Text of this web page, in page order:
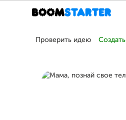
Проверить идею Создать